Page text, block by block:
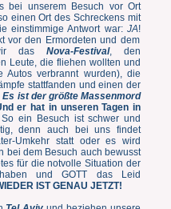
bei unserem Besuch vor Ort
einen Ort des Schreckens mit
einstimmige Antwort war: JA!
vor den Ermordeten und dem
das Nova-Festival, den
Leute, die fliehen wollten und
verbrannt wurden), die
stattfanden und einen der
Es ist der größte Massenmord
er hat in unseren Tagen in
So ein Besuch ist schwer und
denn auch bei uns findet
Umkehr statt oder es wird
bei dem Besuch auch bewusst
für die notvolle Situation der
und GOTT das Leid
IST GENAU JETZT!